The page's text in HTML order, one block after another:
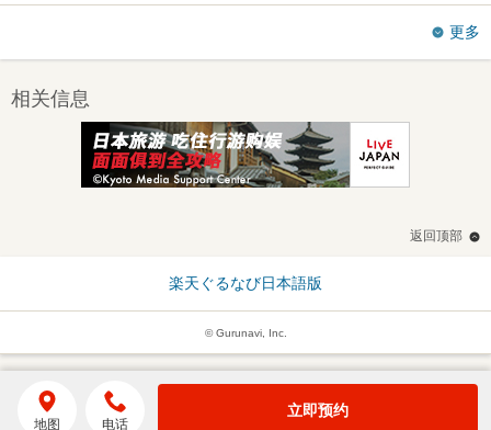
更多
相关信息
返回顶部
楽天ぐるなび日本語版
© Gurunavi, Inc.
地图 电话
立即预约